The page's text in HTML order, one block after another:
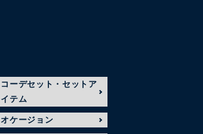
コーデセット・セットア
イテム
オケージョン